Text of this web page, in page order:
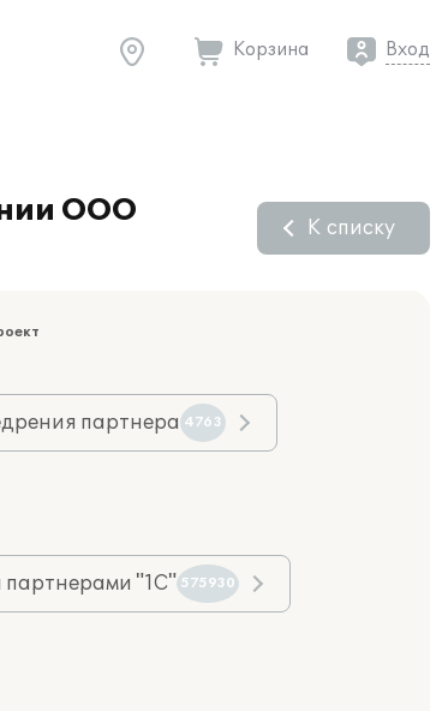
Корзина Вход
ООО
К списку
партнера 4763
партнерами "1С" 575930